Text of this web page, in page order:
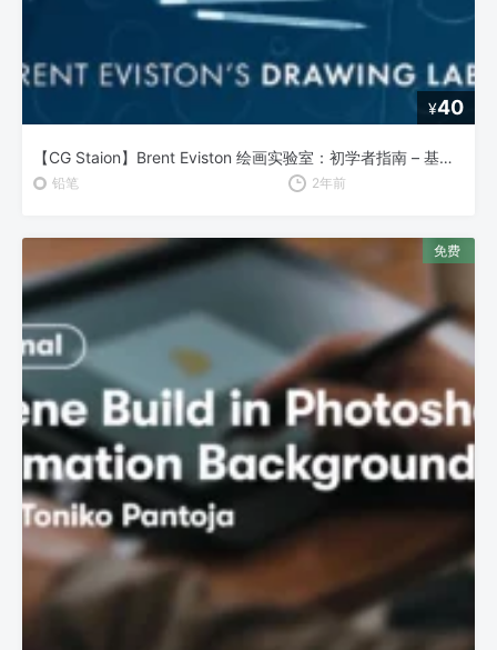
¥40
【CG Staion】Brent Eviston 绘画实验室：初学者指南 – 基础绘画技巧全解析
铅笔 2年前